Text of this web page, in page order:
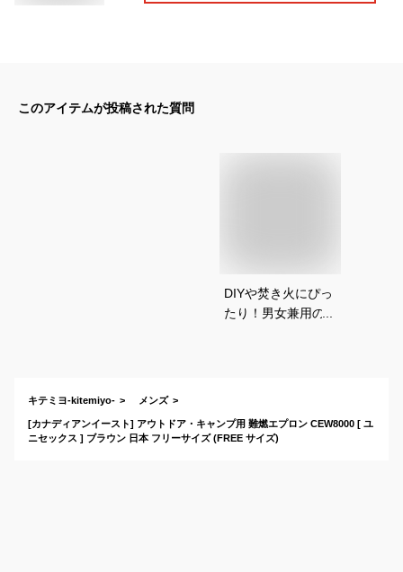
このアイテムが投稿された質問
DIYや焚き火にぴっ
たり！男女兼用のお
キテミヨ-kitemiyo- メンズ
[カナディアンイースト] アウトドア・キャンプ用 難燃エプロン CEW8000 [ ユ
ニセックス ] ブラウン 日本 フリーサイズ (FREE サイズ)